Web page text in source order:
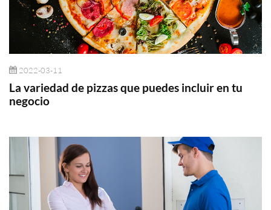
2022-03-11
La variedad de pizzas que puedes incluir en tu
negocio